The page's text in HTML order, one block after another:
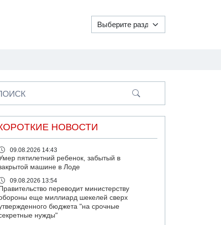
НОВОСТИ
09.08.2026 14:43
пятилетний ребенок, забытый в
машине в Лоде
09.08.2026 13:54
Правительство переводит министерству
еще миллиард шекелей сверх
бюджета "на срочные
нужды"